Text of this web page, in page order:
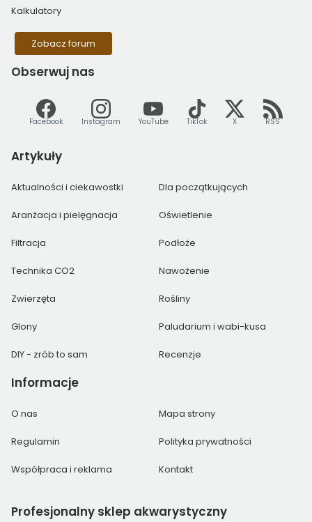
Kalkulatory
Zobacz forum
Obserwuj nas
Facebook Instagram YouTube TikTok X RSS
Artykuły
Aktualności i ciekawostki Dla początkujących
Aranżacja i pielęgnacja Oświetlenie
Filtracja Podłoże
Technika CO2 Nawożenie
Zwierzęta Rośliny
Glony Paludarium i wabi-kusa
DIY - zrób to sam Recenzje
Informacje
O nas Mapa strony
Regulamin Polityka prywatności
Współpraca i reklama Kontakt
Profesjonalny sklep akwarystyczny